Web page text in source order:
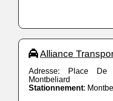
Alliance
Adresse: Place
Montbeliard
Stationnement: